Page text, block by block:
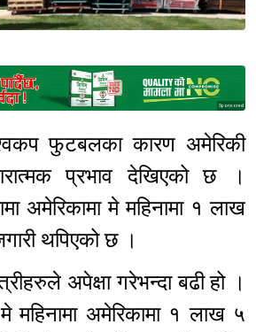
Sponsored
फुटबलका कारण अमेरिकी
प्रभाव देखिएको छ ।
अमेरिकामा मे महिनामा १ लाख
थपिएको छ ।
अपेक्षा गरेभन्दा बढी हो ।
महिनामा अमेरिकामा १ लाख ५